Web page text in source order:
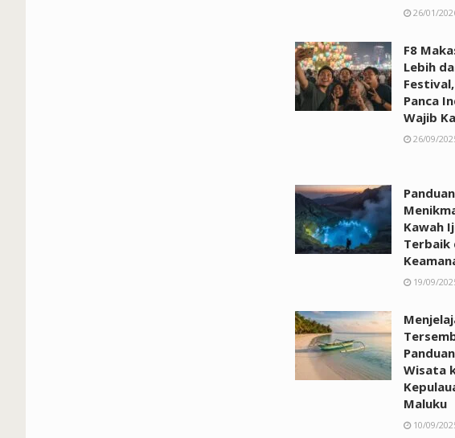
26/01/
F8
Lebih
Panca
Wajib
26/09/
Kawah
Terbaik
19/09/
Wisata
Maluku
10/09/